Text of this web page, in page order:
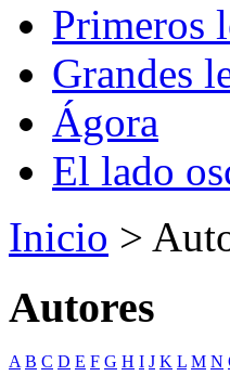
Primeros
Grandes
Ágora
El lado
Inicio >
Autores
A B C D E F G H I J K L M N